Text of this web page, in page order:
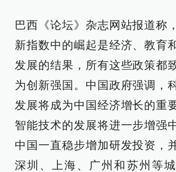
巴西《论坛》杂志网站报道称
新指数中的崛起是经济、教育
发展的结果，所有这些政策都
为创新强国。中国政府强调，
发展将成为中国经济增长的重
智能技术的发展将进一步增强
中国一直稳步增加研发投资，
深圳、上海、广州和苏州等